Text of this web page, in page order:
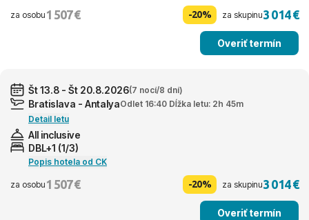
za osobu 1 507 € -20% za skupinu3 014 €
Overiť termín
Št 13.8 - Št 20.8.2026(7 nocí/8 dní)
Bratislava - AntalyaOdlet 16:40 Dĺžka letu: 2h 45m
Detail letu
All inclusive
DBL+1 (1/3)
Popis hotela od CK
za osobu 1 507 € -20% za skupinu3 014 €
Overiť termín